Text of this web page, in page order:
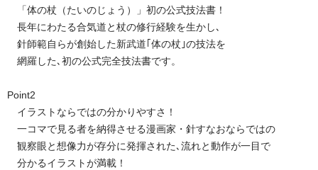
「体の杖（たいのじょう）」初の公式技法書！
長年にわたる合気道と杖の修行経験を生かし､
針師範自らが創始した新武道｢体の杖｣の技法を
網羅した､初の公式完全技法書です。
Point2
イラストならではの分かりやすさ！
一コマで見る者を納得させる漫画家・針すなおならではの
観察眼と想像力が存分に発揮された､流れと動作が一目で
分かるイラストが満載！